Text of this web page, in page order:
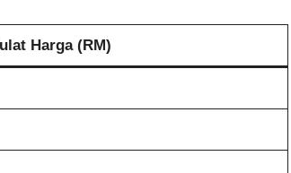
Harga (RM)